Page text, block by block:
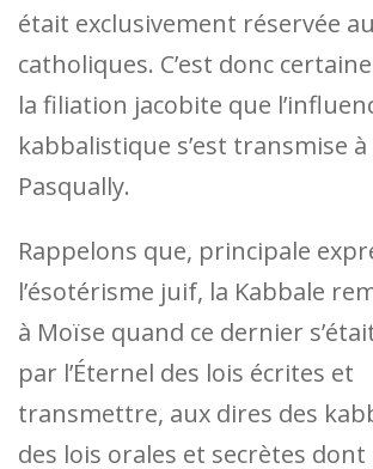
était exclusivement réservée
catholiques. C’est donc
la filiation jacobite que
kabbalistique s’est transmise à
Pasqually.
Rappelons que, principale
l’ésotérisme juif, la Kabbale
à Moïse quand ce dernier
par l’Éternel des lois écrites et
transmettre, aux dires des
des lois orales et secrètes dont